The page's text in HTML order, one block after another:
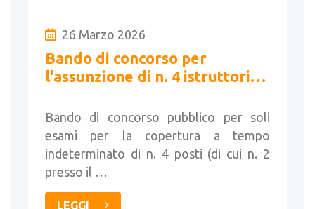
26 Marzo 2026
Bando di concorso per
l'assunzione di n. 4 istruttori
Bando di concorso pubblico per soli
esami per la copertura a tempo
indeterminato di n. 4 posti (di cui n. 2
presso il …
LEGGI